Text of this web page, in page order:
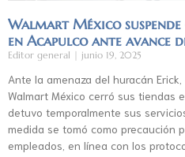
Walmart México
en Acapulco ante avance
Editor general junio 19, 2025
Ante la amenaza del huracán
Walmart México cerró sus tiendas
detuvo temporalmente sus
medida se tomó como precaución
empleados, en línea con los